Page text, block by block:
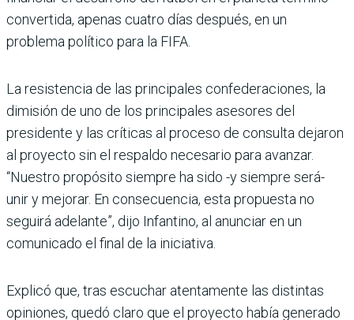
convertida, apenas cuatro días después, en un
problema político para la FIFA.
La resistencia de las principales confederaciones, la
dimisión de uno de los principales asesores del
presidente y las críticas al proceso de consulta dejaron
al proyecto sin el respaldo necesario para avanzar.
“Nuestro propósito siempre ha sido -y siempre será-
unir y mejorar. En consecuencia, esta propuesta no
seguirá adelante”, dijo Infantino, al anunciar en un
comunicado el final de la iniciativa.
Explicó que, tras escuchar atentamente las distintas
opiniones, quedó claro que el proyecto había generado